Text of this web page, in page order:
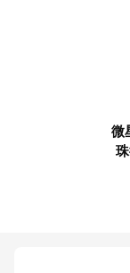
微